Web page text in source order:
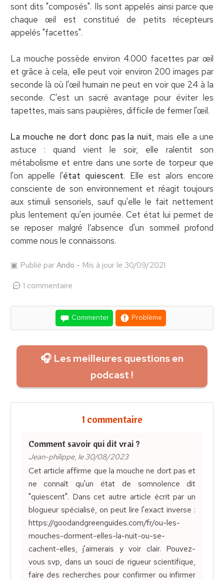
sont dits "composés". Ils sont appelés ainsi parce que
chaque œil est constitué de petits récepteurs
appelés "facettes".
La mouche possède environ 4.000 facettes par œil
et grâce à cela, elle peut voir environ 200 images par
seconde là où l'œil humain ne peut en voir que 24 à la
seconde. C'est un sacré avantage pour éviter les
tapettes, mais sans paupières, difficile de fermer l'œil.
La mouche ne dort donc pas la nuit, mais elle a une
astuce : quand vient le soir, elle ralentit son
métabolisme et entre dans une sorte de torpeur que
l'on appelle l'état quiescent. Elle est alors encore
consciente de son environnement et réagit toujours
aux stimuli sensoriels, sauf qu'elle le fait nettement
plus lentement qu'en journée. Cet état lui permet de
se reposer malgré l’absence d'un sommeil profond
comme nous le connaissons.
Publié parAndo - Mis à jour le 30/09/2021
1 commentaire
Commenter Problème
🎧 Les meilleures questions en
podcast !
1 commentaire
Comment savoir qui dit vrai ?
Jean-philippe, le 30/08/2023
Cet article affirme que la mouche ne dort pas et
ne connaît qu'un état de somnolence dit
"quiescent". Dans cet autre article écrit par un
blogueur spécialisé, on peut lire l'exact inverse :
https://goodandgreenguides.com/fr/ou-les-
mouches-dorment-elles-la-nuit-ou-se-
cachent-elles, j'aimerais y voir clair. Pouvez-
vous svp, dans un souci de rigueur scientifique,
faire des recherches pour confirmer ou infirmer